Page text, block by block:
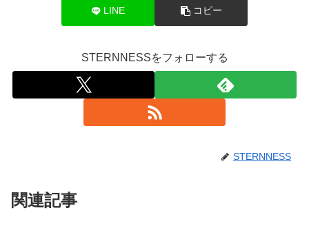
LINE コピー
STERNNESSをフォローする
STERNNESS
関連記事